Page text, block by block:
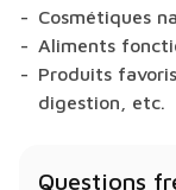
Cosmétiques
Aliments
Produits
digestion, etc.
Questions